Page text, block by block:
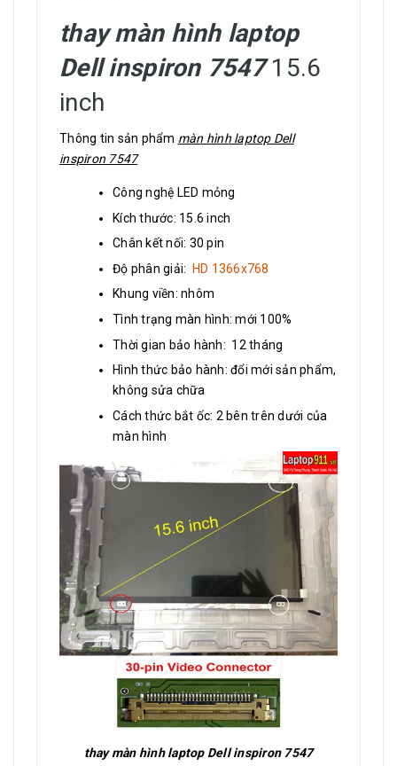
thay màn hình laptop
Dell inspiron 754715.6
inch
Thông tin sản phẩm màn hình laptop Dell
inspiron 7547
Công nghệ LED mỏng
Kích thước: 15.6 inch
Chân kết nối: 30 pin
Độ phân giải:
HD 1366x768
Khung viền: nhôm
Tình trạng màn hình: mới 100%
Thời gian bảo hành: 12 tháng
Hình thức bảo hành: đổi mới sản phẩm,
không sửa chữa
Cách thức bắt ốc: 2 bên trên dưới của
màn hình
thay màn hình laptop Dell inspiron 7547